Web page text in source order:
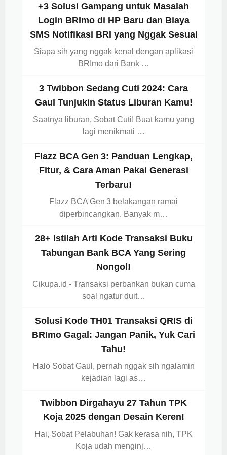
+3 Solusi Gampang untuk Masalah
Login BRImo di HP Baru dan Biaya
SMS Notifikasi BRI yang Nggak Sesuai
Siapa sih yang nggak kenal dengan aplikasi
BRImo dari Bank …
3 Twibbon Sedang Cuti 2024: Cara
Gaul Tunjukin Status Liburan Kamu!
Saatnya liburan, Sobat Cuti! Buat kamu yang
lagi menikmati …
Flazz BCA Gen 3: Panduan Lengkap,
Fitur, & Cara Aman Pakai Generasi
Terbaru!
Flazz BCA Gen 3 belakangan ramai
diperbincangkan. Banyak m…
28+ Istilah Arti Kode Transaksi Buku
Tabungan Bank BCA Yang Sering
Nongol!
Cikupa.id - Transaksi perbankan bukan cuma
soal ngatur duit…
Solusi Kode TH01 Transaksi QRIS di
BRImo Gagal: Jangan Panik, Yuk Cari
Tahu!
Halo Sobat Gaul, pernah nggak sih ngalamin
kejadian lagi as…
Twibbon Dirgahayu 27 Tahun TPK
Koja 2025 dengan Desain Keren!
Hai, Sobat Pelabuhan! Gak kerasa nih, TPK
Koja udah menginj…